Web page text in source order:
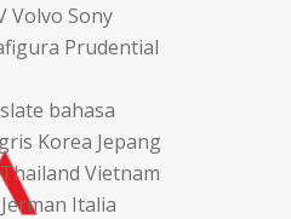
Volvo Sony
Prudential
bahasa
Korea Jepang
Vietnam
Italia